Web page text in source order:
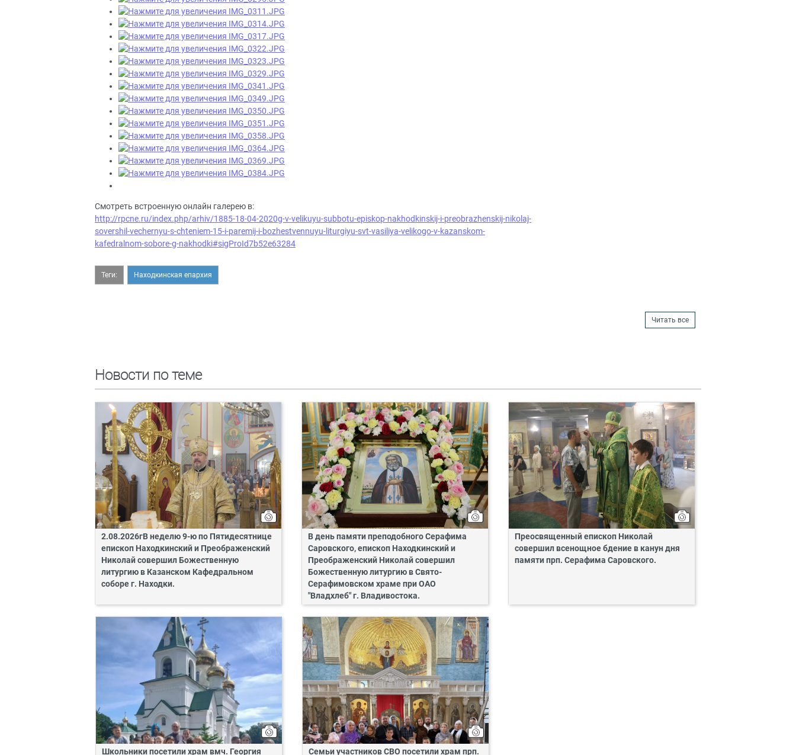
Смотреть встроенную онлайн галерею в:
http://rpcne.ru/index.php/arhiv/1885-18-04-2020g-v-velikuyu-subbotu-episkop-nakhodkinskij-i-preobrazhenskij-nikolaj-
sovershil-vechernyu-s-chteniem-15-i-paremij-i-bozhestvennuyu-liturgiyu-svt-vasiliya-velikogo-v-kazanskom-
kafedralnom-sobore-g-nakhodki#sigProId7b52e63284
Теги: Находкинская епархия
Читать все
Новости по теме
2.08.2026гВ неделю 9-ю по Пятидесятнице
епископ Находкинский и Преображенский
Николай совершил Божественную
литургию в Казанском Кафедральном
соборе г. Находки.
В день памяти преподобного Серафима
Саровского, епископ Находкинский и
Преображенский Николай совершил
Божественную литургию в Свято-
Серафимовском храме при ОАО
"Владхлеб" г. Владивостока.
Преосвященный епископ Николай
совершил всенощное бдение в канун дня
памяти прп. Серафима Саровского.
Школьники посетили храм вмч. Георгия Семьи участников СВО посетили храм прп.